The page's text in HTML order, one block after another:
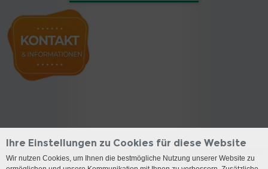
Ihre Einstellungen zu Cookies für diese Website
Wir nutzen Cookies, um Ihnen die bestmögliche Nutzung unserer Website zu